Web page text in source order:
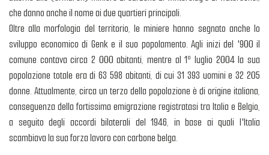
che danno anche il nome ai due quartieri principali.
Oltre alla morfologia del territorio, le miniere hanno segnato anche lo
sviluppo economico di Genk e il suo popolamento. Agli inizi del '900 il
comune contava circa 2 000 abitanti, mentre al 1º luglio 2004 la sua
popolazione totale era di 63 598 abitanti, di cui 31 393 uomini e 32 205
donne. Attualmente, circa un terzo della popolazione è di origine italiana,
conseguenza della fortissima emigrazione registratasi tra Italia e Belgio,
a seguito degli accordi bilaterali del 1946, in base ai quali l'Italia
scambiava la sua forza lavoro con carbone belga.